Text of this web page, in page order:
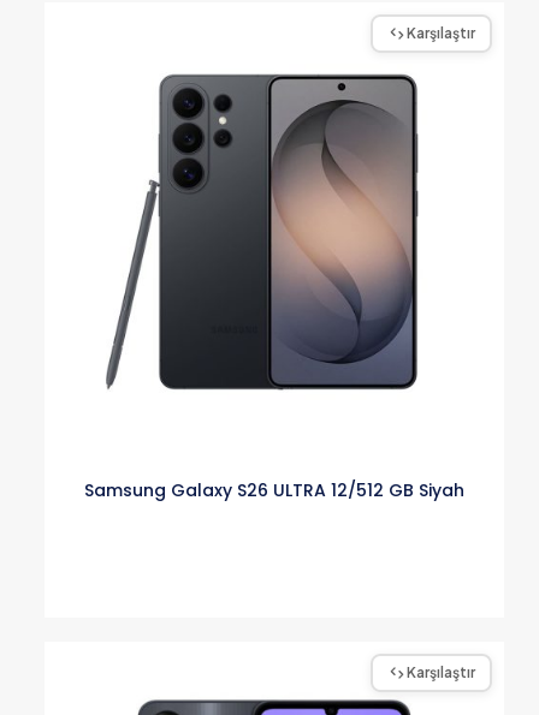
Karşılaştır
Samsung Galaxy S26 ULTRA 12/512 GB Siyah
Karşılaştır